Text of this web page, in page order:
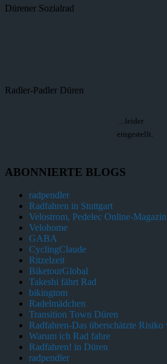
Dürener Sozialrad
Radler-Padler Düren
…leider
eingestellt.
ABONNIERTE BLOGS
radpendler
Radfahren in Stuttgart
Velostrom, Pedelec Online-Magazin
Velohome
GABA
CyclingClaude
Ritzelzeit
BiketourGlobal
Takeshi fährt Rad
bikingtom
Radelmädchen
Transition Town Düren
Radfahren-Das überschätzte Risiko
Warum ich Rad fahre
Radfahren! in Düren
radpendler